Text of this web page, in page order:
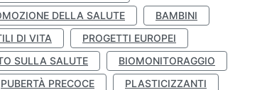
DELLA SALUTE
BAMBINI
DI VITA
PROGETTI EUROPEI
SULLA SALUTE
BIOMONITORAGGIO
PUBERTÀ PRECOCE
PLASTICIZZANTI